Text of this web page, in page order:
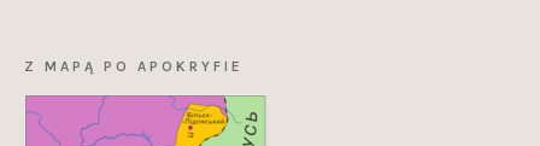
Z MAPĄ PO APOKRYFIE